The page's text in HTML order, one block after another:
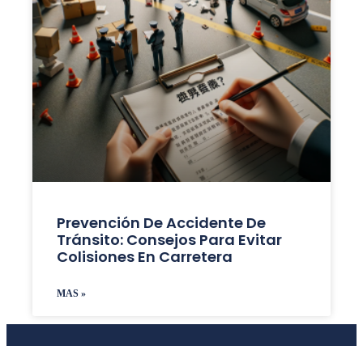
Prevención De Accidente De
Tránsito: Consejos Para Evitar
Colisiones En Carretera
MAS »